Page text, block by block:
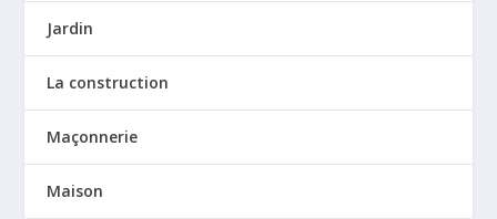
Jardin
La construction
Maçonnerie
Maison